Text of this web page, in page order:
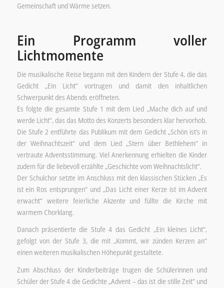
Gemeinschaft und Wärme setzen.
Ein Programm voller
Lichtmomente
Die musikalische Reise begann mit den Kindern der Stufe 4, die das
Gedicht „Ein Licht“ vortrugen und damit den inhaltlichen
Schwerpunkt des Abends eröffneten.
Es folgte die gesamte Stufe 1 mit dem Lied „Mache dich auf und
werde Licht“, das das Motto des Konzerts besonders klar hervorhob.
Die Stufe 2 entführte das Publikum mit dem Gedicht „Schön ist’s in
der Weihnachtszeit“ und dem Lied „Stern über Bethlehem“ in
vertraute Adventsstimmung. Viel Anerkennung erhielten die Kinder
zudem für die liebevoll erzählte „Geschichte vom Weihnachtslicht“.
Der Schulchor setzte im Anschluss mit den klassischen Stücken „Es
ist ein Ros entsprungen“ und „Das Licht einer Kerze ist im Advent
erwacht“ weitere feierliche Akzente und füllte die Kirche mit
warmem Chorklang.
Danach präsentierte die Stufe 4 das Gedicht „Ein kleines Licht“,
gefolgt von der Stufe 3, die mit „Kommt, wir zünden Kerzen an“
einen weiteren musikalischen Höhepunkt gestaltete.
Zum Abschluss der Kinderbeiträge trugen die Schülerinnen und
Schüler der Stufe 4 die Gedichte „Advent – das ist die stille Zeit“ und